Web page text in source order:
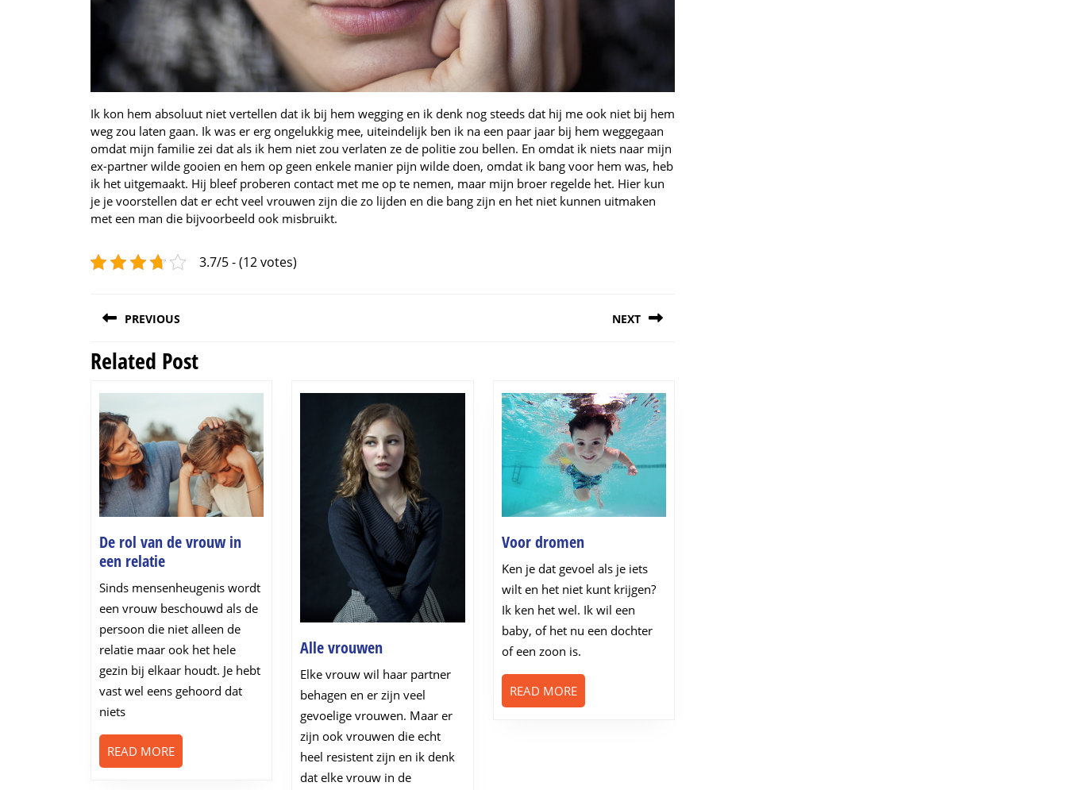
Ik kon hem absoluut niet vertellen dat ik bij hem wegging en ik denk nog steeds dat hij me ook niet bij hem
weg zou laten gaan. Ik was er erg ongelukkig mee, uiteindelijk ben ik na een paar jaar bij hem weggegaan
omdat mijn familie zei dat als ik hem niet zou verlaten ze de politie zou bellen. En omdat ik niets naar mijn
ex-partner wilde gooien en hem op geen enkele manier pijn wilde doen, omdat ik bang voor hem was, heb
ik het uitgemaakt. Hij bleef proberen contact met me op te nemen, maar mijn broer regelde het. Hier kun
je je voorstellen dat er echt veel vrouwen zijn die zo lijden en die bang zijn en het niet kunnen uitmaken
met een man die bijvoorbeeld ook misbruikt.
3.7/5 - (12 votes)
navigation
PREVIOUS
Previous
NEXT
Related Post
De rol van de vrouw in
een relatieDe
rol
van
de
vrouw
in
een
relatie
Sinds mensenheugenis wordt
een vrouw beschouwd als de
persoon die niet alleen de
relatie maar ook het hele
gezin bij elkaar houdt. Je hebt
vast wel eens gehoord dat
niets
READ MOREREAD
MORE
Alle vrouwenAlle
vrouwen
Elke vrouw wil haar partner
behagen en er zijn veel
gevoelige vrouwen. Maar er
zijn ook vrouwen die echt
heel resistent zijn en ik denk
dat elke vrouw in de
Voor dromenVoor
dromen
Ken je dat gevoel als je iets
wilt en het niet kunt krijgen?
Ik ken het wel. Ik wil een
baby, of het nu een dochter
of een zoon is.
READ MOREREAD
MORE